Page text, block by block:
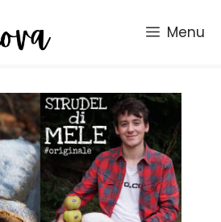
Menu